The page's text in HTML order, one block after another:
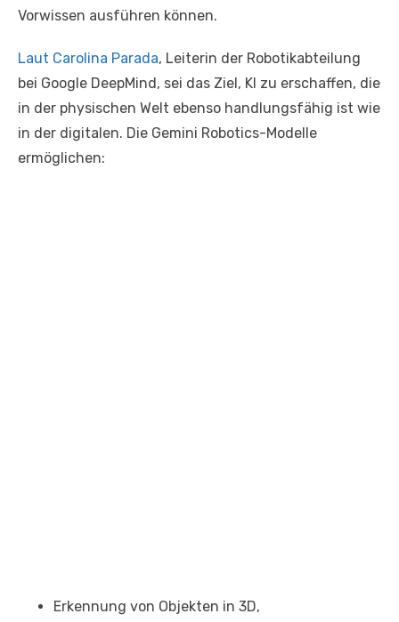
Vorwissen ausführen können.
Laut Carolina Parada, Leiterin der Robotikabteilung
bei Google DeepMind, sei das Ziel, KI zu erschaffen, die
in der physischen Welt ebenso handlungsfähig ist wie
in der digitalen. Die Gemini Robotics-Modelle
ermöglichen:
Erkennung von Objekten in 3D,